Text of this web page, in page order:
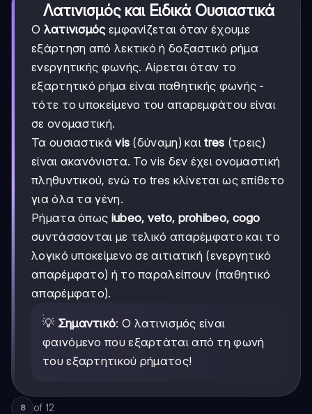
Λατινισμός και Ειδικά Ουσιαστικά
Ο λατινισμόςεμφανίζεται όταν έχουμε
εξάρτηση από λεκτικό ή δοξαστικό ρήμα
ενεργητικής φωνής. Αίρεται όταν το
εξαρτητικό ρήμα είναι παθητικής φωνής -
τότε το υποκείμενο του απαρεμφάτου είναι
σε ονομαστική.
Τα ουσιαστικάvis (δύναμη) καιtres (τρεις)
είναι ακανόνιστα. Το vis δεν έχει ονομαστική
πληθυντικού, ενώ το tres κλίνεται ως επίθετο
για όλα τα γένη.
Ρήματα όπως iubeo, veto, prohibeo, cogo
συντάσσονται με τελικό απαρέμφατο και το
λογικό υποκείμενο σε αιτιατική (ενεργητικό
απαρέμφατο) ή το παραλείπουν (παθητικό
απαρέμφατο).
💡 Σημαντικό: Ο λατινισμός είναι
φαινόμενο που εξαρτάται από τη φωνή
του εξαρτητικού ρήματος!
8 of 12